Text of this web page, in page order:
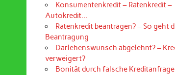
Konsumentenkredit – Ratenkredit –
Autokredit…
Ratenkredit beantragen? – So geht
Beantragung
Darlehenswunsch abgelehnt? –
verweigert?
Bonität durch falsche Kreditanfrage